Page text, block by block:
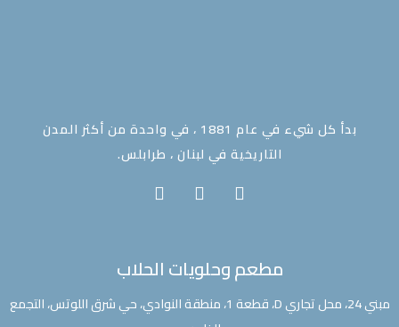
بدأ كل شيء في عام 1881 ، في واحدة من أكثر المدن
التاريخية في لبنان ، طرابلس.
مطعم وحلويات الحلاب
مبني 24، محل تجاري D، قطعة 1، منطقة النوادي، حي شرق اللوتس، التجمع